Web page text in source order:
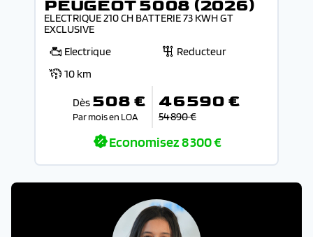
PEUGEOT 5008 (2026)
ELECTRIQUE 210 CH BATTERIE 73 KWH GT
EXCLUSIVE
Electrique
Reducteur
10 km
Dès 508 €
Par mois en LOA
46 590 €
54 890 €
Economisez8 300 €